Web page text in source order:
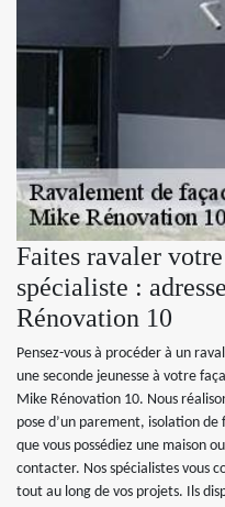
Faites ravaler
spécialiste :
Rénovation 10
Pensez-vous à procéder à un
une seconde jeunesse à votre
Mike Rénovation 10. Nous
pose d’un parement, isolation
que vous possédiez une maison
contacter. Nos spécialistes vous
tout au long de vos projets. Ils